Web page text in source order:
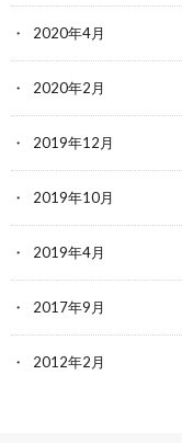
2020年4月
2020年2月
2019年12月
2019年10月
2019年4月
2017年9月
2012年2月